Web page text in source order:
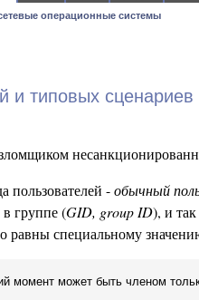
операционные системы
и типовых сценариев
пользователей -обычный
группе (GID, group ID), и
равны специальному
момент может быть членом